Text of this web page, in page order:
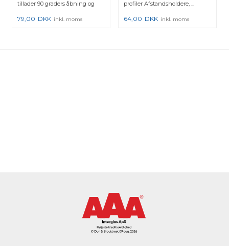
tillader 90 graders åbning og
79,00 DKK inkl. moms
profiler Afstandsholdere, ...
64,00 DKK inkl. moms